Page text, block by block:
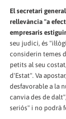
El secretari
rellevància "a
empresaris
seu judici, és
considerin temes
petits al seu
d'Estat". Va
desfavorable a la
canvia des de
seriós" i no podrà